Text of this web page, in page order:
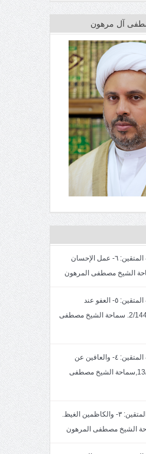
آل مرهون
خطبة الجمعة: سمات المتقين: ٦- عمل الإحسان
خطبة الجمعة: سمات المتقين: ٥- العفو عند
المقدرة. بتاريخ 27 2/1447. سماحة الشيخ مصطفى
خطبة الجمعة: سمات المتقين: ٤- والعافين عن
الناس.بتاريخ13/2/1447,سماحة الشيخ مصطفى
خطبة الجمعةسمات المتقين: ٣- والكاظمين الغيظ.